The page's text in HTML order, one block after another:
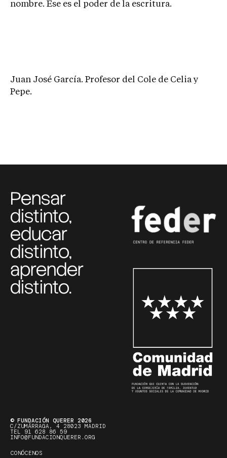
nombre. Ese es el poder de la escritura.
Juan José García. Profesor del Cole de Celia y
Pepe.
Pensar
distinto,
educar
distinto,
aprender
distinto.
© FUNDACIÓN QUERER 2026
C/ZUMÁRRAGA, 4 28023 MADRID
TEL 91 628 86 59
INFO@FUNDACIONQUERER.ORG
CONÓCENOS